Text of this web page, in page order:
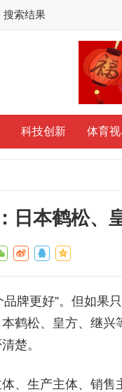
搜索结果
科技创新 体育
日本鹤松、
牌更好”。但如果
鹤松、皇方、继
楚。
、生产主体、销